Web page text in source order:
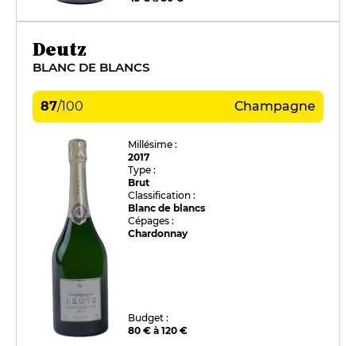
Deutz
BLANC DE BLANCS
87/100 Champagne
Millésime :
2017
Type :
Brut
Classification :
Blanc de blancs
Cépages :
Chardonnay
Budget :
80 € à 120 €